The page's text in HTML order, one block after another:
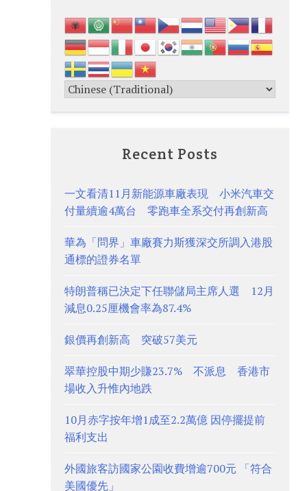
Recent Posts
一文看清11月新能源車廠表現 小米汽車交
付量續逾4萬台 零跑車全系交付再創新高
華為「問界」車廠賽力斯獲深交所調入港股
通標的證券名單
特朗普稱已決定下任聯儲局主席人選 12月
減息0.25厘機會率為87.4%
銀價再創新高 突破57美元
翠華控股中期少賺23.7% 不派息 香港市
場收入升惟內地跌
10月赤字按年增1成至2.2萬億 因停擺提前
福利支出
外國旅客訪國家公園收費增逾700元 「符合
美國優先」